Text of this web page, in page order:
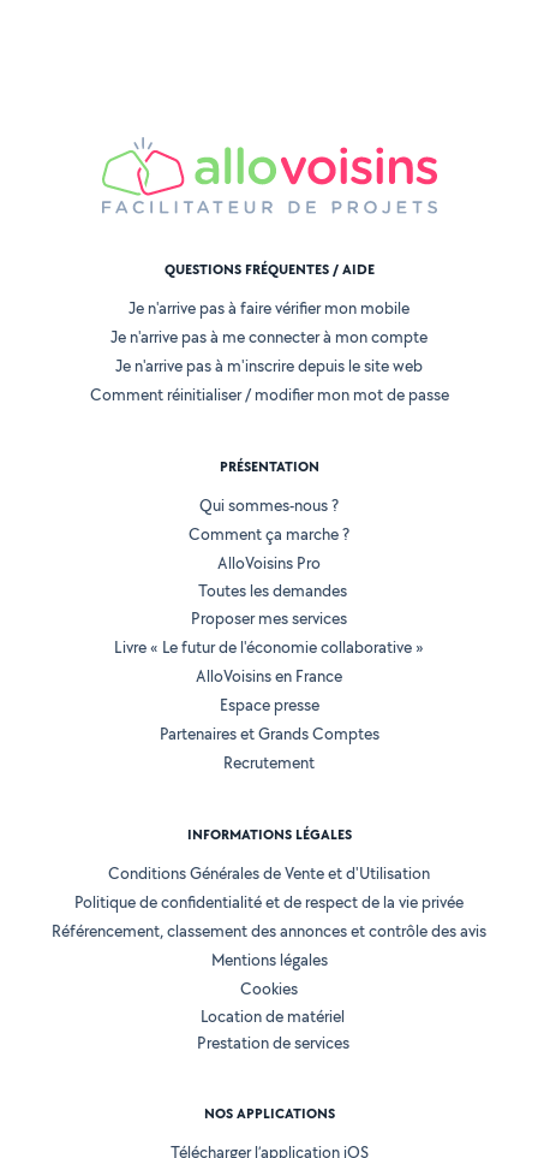
QUESTIONS FRÉQUENTES / AIDE
Je n'arrive pas à faire vérifier mon mobile
Je n'arrive pas à me connecter à mon compte
Je n'arrive pas à m'inscrire depuis le site web
Comment réinitialiser / modifier mon mot de passe
PRÉSENTATION
Qui sommes-nous ?
Comment ça marche ?
AlloVoisins Pro
Toutes les demandes
Proposer mes services
Livre « Le futur de l'économie collaborative »
AlloVoisins en France
Espace presse
Partenaires et Grands Comptes
Recrutement
INFORMATIONS LÉGALES
Conditions Générales de Vente et d'Utilisation
Politique de confidentialité et de respect de la vie privée
Référencement, classement des annonces et contrôle des avis
Mentions légales
Cookies
Location de matériel
Prestation de services
NOS APPLICATIONS
Télécharger l’application iOS